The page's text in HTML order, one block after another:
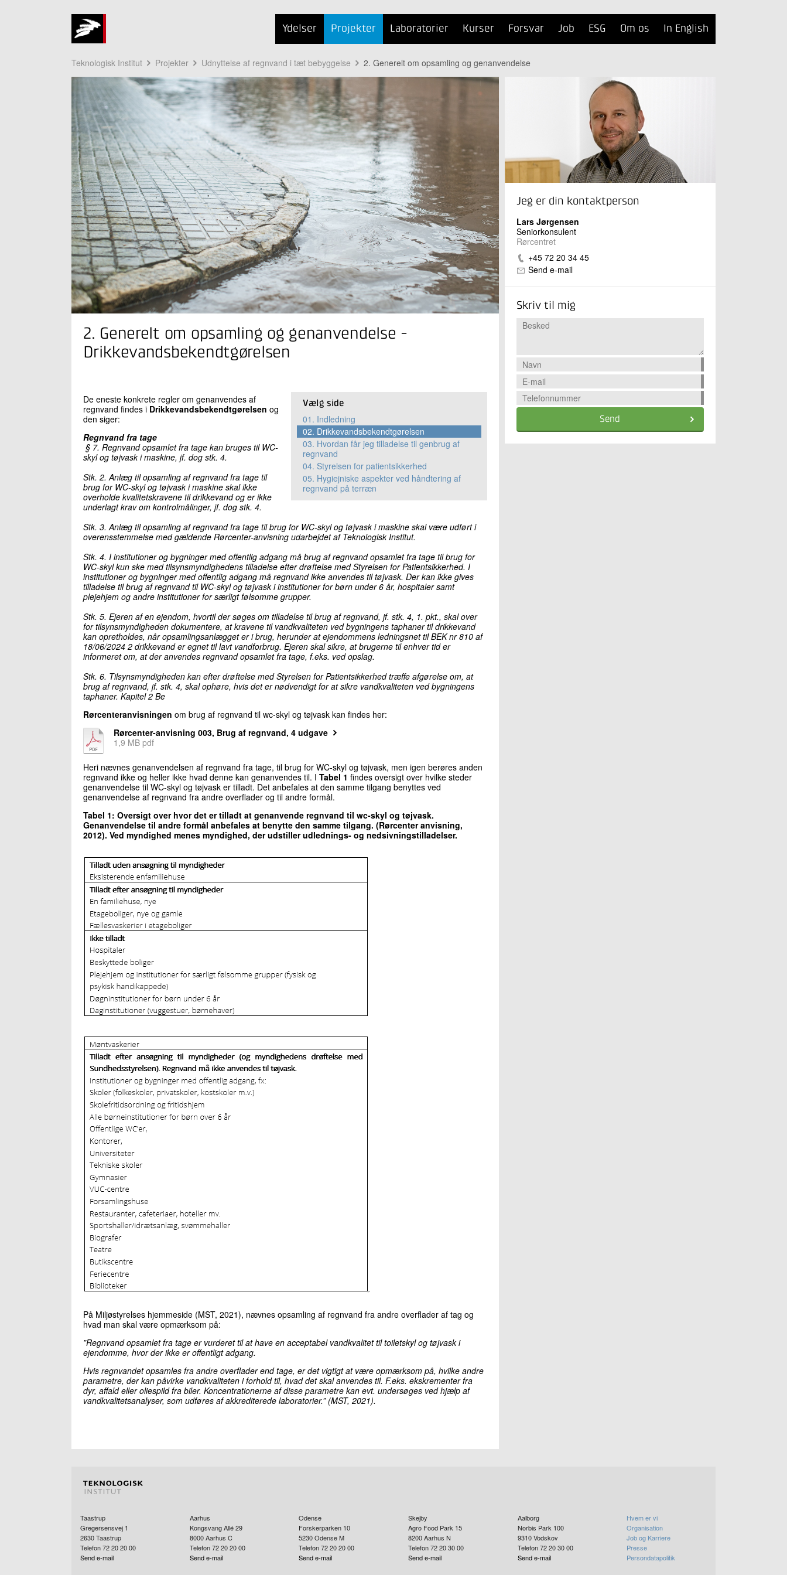
Ydelser Projekter Laboratorier Kurser Forsvar Job ESG Om os In English
Teknologisk Institut Projekter Udnyttelse af regnvand i tæt bebyggelse 2. Generelt om opsamling og genanvendelse
2. Generelt om opsamling og genanvendelse -
Drikkevandsbekendtgørelsen
Vælg side
01. Indledning
02. Drikkevandsbekendtgørelsen
03. Hvordan får jeg tilladelse til genbrug af
regnvand
04. Styrelsen for patientsikkerhed
05. Hygiejniske aspekter ved håndtering af
regnvand på terræn
De eneste konkrete regler om genanvendes af
regnvand findes i Drikkevandsbekendtgørelsen og
den siger:
Regnvand fra tage
§ 7. Regnvand opsamlet fra tage kan bruges til WC-
skyl og tøjvask i maskine, jf. dog stk. 4.
Stk. 2. Anlæg til opsamling af regnvand fra tage til
brug for WC-skyl og tøjvask i maskine skal ikke
overholde kvalitetskravene til drikkevand og er ikke
underlagt krav om kontrolmålinger, jf. dog stk. 4.
Stk. 3. Anlæg til opsamling af regnvand fra tage til brug for WC-skyl og tøjvask i maskine skal være udført i
overensstemmelse med gældende Rørcenter-anvisning udarbejdet af Teknologisk Institut.
Stk. 4. I institutioner og bygninger med offentlig adgang må brug af regnvand opsamlet fra tage til brug for
WC-skyl kun ske med tilsynsmyndighedens tilladelse efter drøftelse med Styrelsen for Patientsikkerhed. I
institutioner og bygninger med offentlig adgang må regnvand ikke anvendes til tøjvask. Der kan ikke gives
tilladelse til brug af regnvand til WC-skyl og tøjvask i institutioner for børn under 6 år, hospitaler samt
plejehjem og andre institutioner for særligt følsomme grupper.
Stk. 5. Ejeren af en ejendom, hvortil der søges om tilladelse til brug af regnvand, jf. stk. 4, 1. pkt., skal over
for tilsynsmyndigheden dokumentere, at kravene til vandkvaliteten ved bygningens taphaner til drikkevand
kan opretholdes, når opsamlingsanlægget er i brug, herunder at ejendommens ledningsnet til BEK nr 810 af
18/06/2024 2 drikkevand er egnet til lavt vandforbrug. Ejeren skal sikre, at brugerne til enhver tid er
informeret om, at der anvendes regnvand opsamlet fra tage, f.eks. ved opslag.
Stk. 6. Tilsynsmyndigheden kan efter drøftelse med Styrelsen for Patientsikkerhed træffe afgørelse om, at
brug af regnvand, jf. stk. 4, skal ophøre, hvis det er nødvendigt for at sikre vandkvaliteten ved bygningens
taphaner. Kapitel 2 Be
Rørcenteranvisningen om brug af regnvand til wc-skyl og tøjvask kan findes her:
Rørcenter-anvisning 003, Brug af regnvand, 4 udgave
1,9 MB pdf
Heri nævnes genanvendelsen af regnvand fra tage, til brug for WC-skyl og tøjvask, men igen berøres anden
regnvand ikke og heller ikke hvad denne kan genanvendes til. I Tabel 1 findes oversigt over hvilke steder
genanvendelse til WC-skyl og tøjvask er tilladt. Det anbefales at den samme tilgang benyttes ved
genanvendelse af regnvand fra andre overflader og til andre formål.
Tabel 1: Oversigt over hvor det er tilladt at genanvende regnvand til wc-skyl og tøjvask.
Genanvendelse til andre formål anbefales at benytte den samme tilgang. (Rørcenter anvisning,
2012). Ved myndighed menes myndighed, der udstiller udlednings- og nedsivningstilladelser.
På Miljøstyrelses hjemmeside (MST, 2021), nævnes opsamling af regnvand fra andre overflader af tag og
hvad man skal være opmærksom på:
”Regnvand opsamlet fra tage er vurderet til at have en acceptabel vandkvalitet til toiletskyl og tøjvask i
ejendomme, hvor der ikke er offentligt adgang.
Hvis regnvandet opsamles fra andre overflader end tage, er det vigtigt at være opmærksom på, hvilke andre
parametre, der kan påvirke vandkvaliteten i forhold til, hvad det skal anvendes til. F.eks. ekskrementer fra
dyr, affald eller oliespild fra biler. Koncentrationerne af disse parametre kan evt. undersøges ved hjælp af
vandkvalitetsanalyser, som udføres af akkrediterede laboratorier.” (MST, 2021).
Jeg er din kontaktperson
Lars Jørgensen
Seniorkonsulent
Rørcentret
+45 72 20 34 45
Send e-mail
Skriv til mig
Send
Taastrup
Gregersensvej 1
2630Taastrup
Telefon 72 20 20 00
Send e-mail
Aarhus
Kongsvang Allé 29
8000 Aarhus C
Telefon 72 20 20 00
Send e-mail
Odense
Forskerparken 10
5230 Odense M
Telefon 72 20 20 00
Send e-mail
Skejby
Agro Food Park 15
8200Aarhus N
Telefon 72 20 30 00
Send e-mail
Aalborg
Norbis Park 100
9310 Vodskov
Telefon 72 20 30 00
Send e-mail
Hvem er vi
Organisation
Job og Karriere
Presse
Persondatapolitik